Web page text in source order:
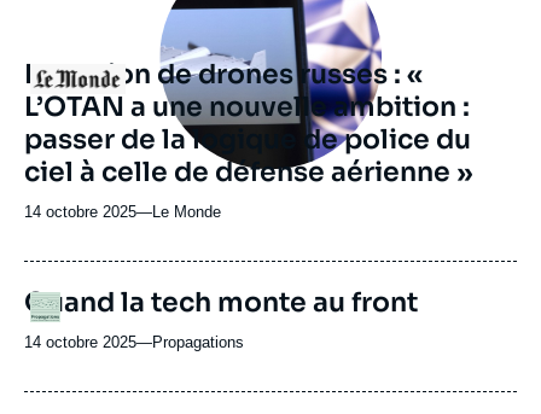
Logo
Incursion de drones russes : «
L’OTAN a une nouvelle ambition :
passer de la logique de police du
ciel à celle de défense aérienne »
14 octobre 2025—Nom
journal,
ou
émission
Le Monde
Logo
URL
de
Spotify
Quand la tech monte au front
14 octobre 2025—Nom
journal,
Propagations